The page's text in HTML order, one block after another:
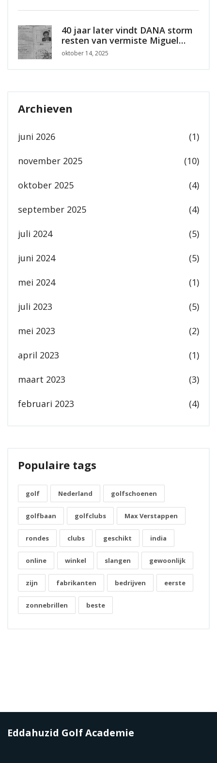
40 jaar later vindt DANA storm
resten van vermiste Miguel
Morales
oktober 14, 2025
Archieven
juni 2026 (1)
november 2025 (10)
oktober 2025 (4)
september 2025 (4)
juli 2024 (5)
juni 2024 (5)
mei 2024 (1)
juli 2023 (5)
mei 2023 (2)
april 2023 (1)
maart 2023 (3)
februari 2023 (4)
Populaire tags
golf Nederland golfschoenen
golfbaan golfclubs Max Verstappen
rondes clubs geschikt india
online winkel slangen gewoonlijk
zijn fabrikanten bedrijven eerste
zonnebrillen beste
Eddahuzid Golf Academie